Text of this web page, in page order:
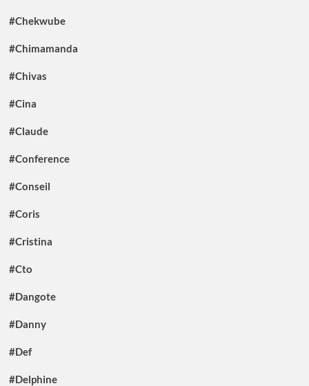
#Chekwube
#Chimamanda
#Chivas
#Cina
#Claude
#Conference
#Conseil
#Coris
#Cristina
#Cto
#Dangote
#Danny
#Def
#Delphine